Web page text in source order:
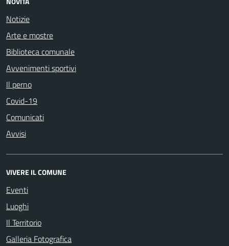
Notizie
Arte e mostre
Biblioteca comunale
Avvenimenti sportivi
Il perno
Covid-19
Comunicati
Avvisi
VIVERE IL COMUNE
Eventi
Luoghi
Il Territorio
Galleria Fotografica